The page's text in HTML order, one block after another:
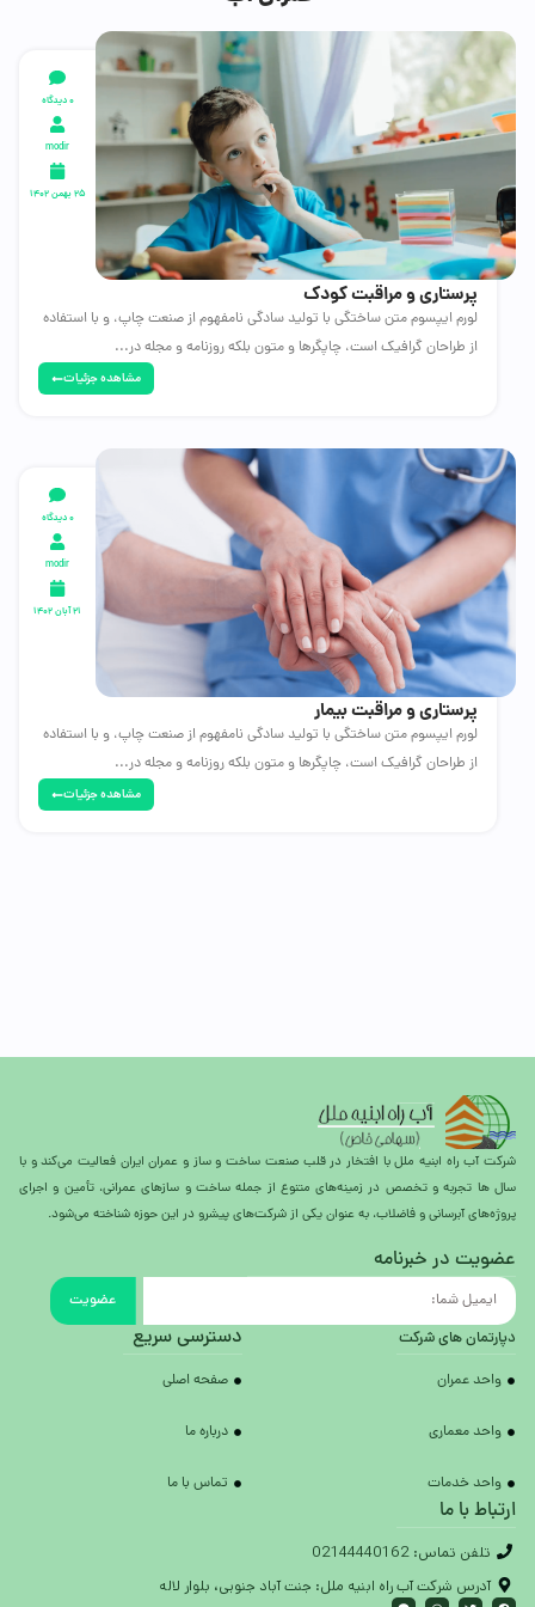
0 دیدگاه
modir
۲۵ بهمن ۱۴۰۲
پرستاری و مراقبت کودک
لورم ایپسوم متن ساختگی با تولید سادگی نامفهوم از صنعت چاپ، و با استفاده
از طراحان گرافیک است، چاپگرها و متون بلکه روزنامه و مجله در...
مشاهده جزئیات
0 دیدگاه
modir
۲۱ آبان ۱۴۰۲
پرستاری و مراقبت بیمار
لورم ایپسوم متن ساختگی با تولید سادگی نامفهوم از صنعت چاپ، و با استفاده
از طراحان گرافیک است، چاپگرها و متون بلکه روزنامه و مجله در...
مشاهده جزئیات
شرکت آب راه ابنیه ملل با افتخار در قلب صنعت ساخت و ساز و عمران ایران فعالیت می‌کند و با
سال ها تجربه و تخصص در زمینه‌های متنوع از جمله ساخت و سازهای عمرانی، تأمین و اجرای
پروژه‌های آبرسانی و فاضلاب، به عنوان یکی از شرکت‌های پیشرو در این حوزه شناخته می‌شود.
عضویت در خبرنامه
عضویت
دپارتمان های شرکت
واحد عمران
واحد معماری
واحد خدمات
دسترسی سریع
صفحه اصلی
درباره ما
تماس با ما
ارتباط با ما
تلفن تماس: 02144440162
آدرس شرکت آب راه ابنیه ملل: جنت آباد جنوبی، بلوار لاله